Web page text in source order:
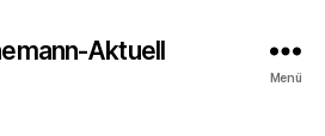
Aktuell
Menü